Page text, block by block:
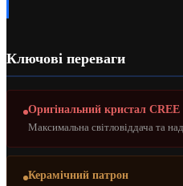
Ключові переваги
Оригінальний кристал CREE
Максимальна світловіддача та
Керамічний патрон